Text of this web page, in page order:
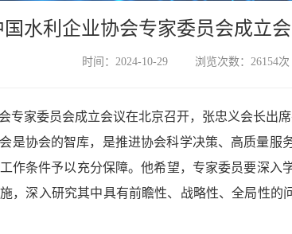
国水利企业协会专家委员会成立
时间：2024-10-29 浏览次数：26154次
专家委员会成立会议在北京召开，张忠义会长出
是协会的智库，是推进协会科学决策、高质量服
作条件予以充分保障。他希望，专家委员要深入
，深入研究其中具有前瞻性、战略性、全局性的